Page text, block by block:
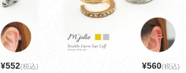
¥552(税込) ¥560(税込)